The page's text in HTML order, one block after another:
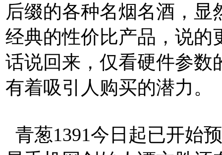
后缀的各种名烟名酒，
经典的性价比产品，说的
话说回来，仅看硬件参数
有着吸引人购买的潜力。
青葱1391今日起已开始